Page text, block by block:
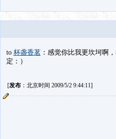
to 杯盏香茗：感觉你比我更坎坷啊
定：）
[发布：北京时间 2009/5/2 9:44:11]